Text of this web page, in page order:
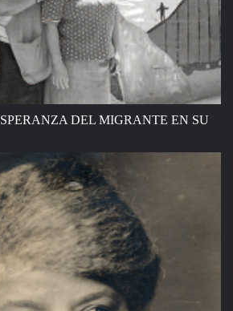
DEL MIGRANTE EN SU